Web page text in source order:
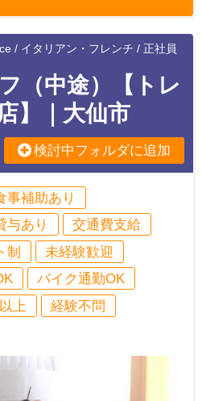
/ イタリアン・フレンチ / 正社員
（中途）【トレ
】｜大仙市
検討中フォルダに追加
事補助あり
与あり
交通費支給
制
未経験歓迎
バイク通勤OK
上
経験不問